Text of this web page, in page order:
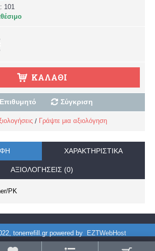
101
ΚΑΛΆΘΙ
Επιθυμητό Σύγκριση
/ Γράψτε μια αξιολόγηση
ΧΑΡΑΚΤΗΡΙΣΤΙΚΆ
ΑΞΙΟΛΟΓΉΣΕΙΣ (0)
PK
tonerrefill.gr powered by EZTWebHost